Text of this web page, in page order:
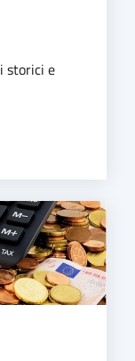
storici e
ONLINE